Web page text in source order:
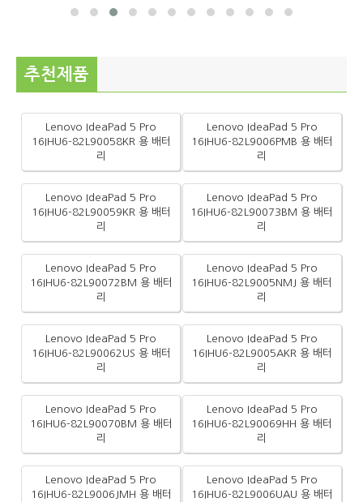
추천제품
Lenovo IdeaPad 5 Pro
16IHU6-82L90058KR 용 배터
리
Lenovo IdeaPad 5 Pro
16IHU6-82L9006PMB 용 배터
리
Lenovo IdeaPad 5 Pro
16IHU6-82L90059KR 용 배터
리
Lenovo IdeaPad 5 Pro
16IHU6-82L90073BM 용 배터
리
Lenovo IdeaPad 5 Pro
16IHU6-82L90072BM 용 배터
리
Lenovo IdeaPad 5 Pro
16IHU6-82L9005NMJ 용 배터
리
Lenovo IdeaPad 5 Pro
16IHU6-82L90062US 용 배터
리
Lenovo IdeaPad 5 Pro
16IHU6-82L9005AKR 용 배터
리
Lenovo IdeaPad 5 Pro
16IHU6-82L90070BM 용 배터
리
Lenovo IdeaPad 5 Pro
16IHU6-82L90069HH 용 배터
리
Lenovo IdeaPad 5 Pro
16IHU6-82L9006JMH 용 배터
Lenovo IdeaPad 5 Pro
16IHU6-82L9006UAU 용 배터